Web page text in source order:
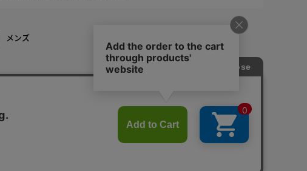
メンズ
COPYRIGHT © DoCLASSE ALL RIGHTS RESERVED.